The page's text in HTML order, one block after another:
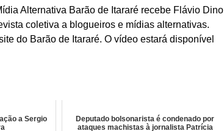
Alternativa Barão de Itararé recebe Flávio Dino
coletiva a blogueiros e mídias alternativas.
do Barão de Itararé. O vídeo estará disponível
a Sergio
Deputado bolsonarista é condenado por
ataques machistas à jornalista Patrícia